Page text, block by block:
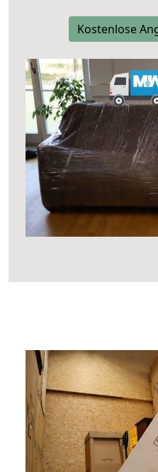
Kostenlose